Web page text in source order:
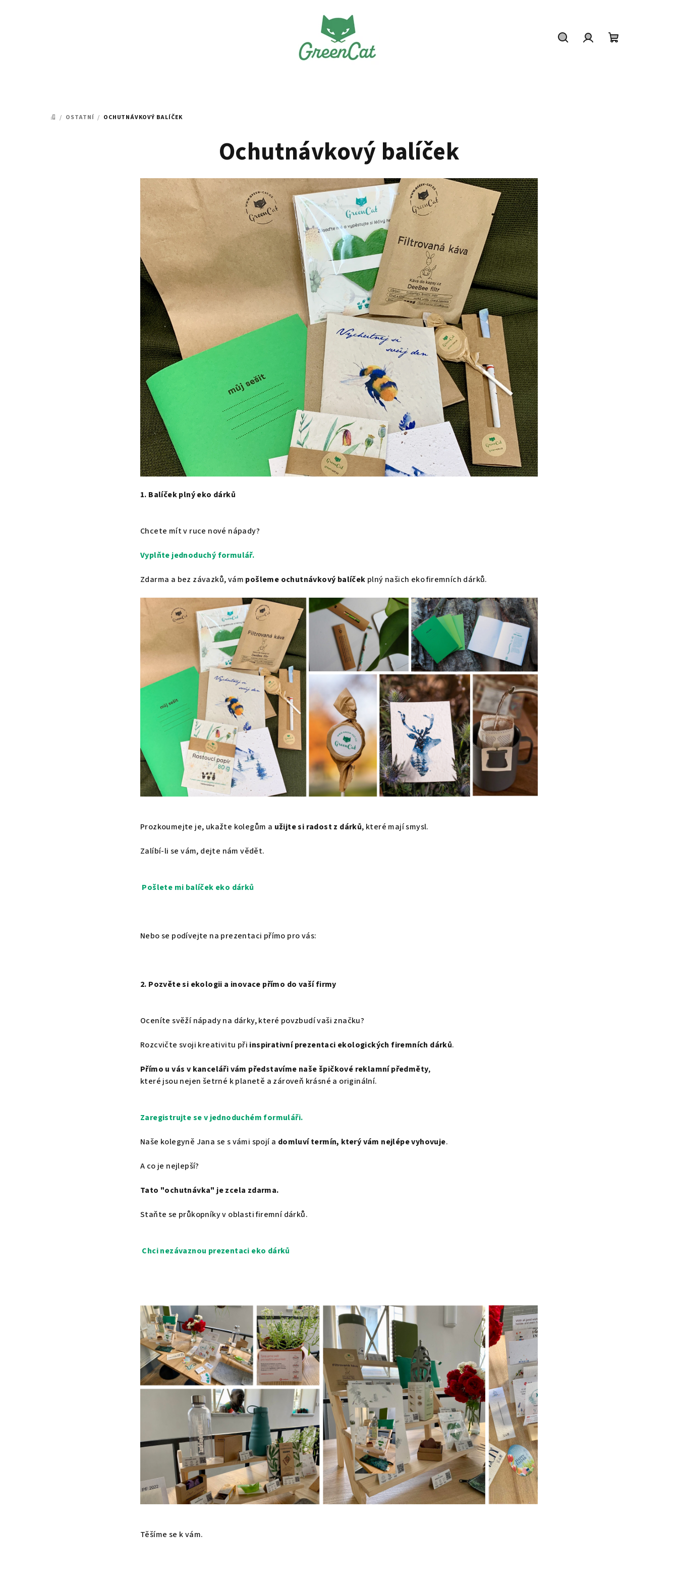
DOMŮ
/ OSTATNÍ / OCHUTNÁVKOVÝ BALÍČEK
Ochutnávkový balíček
1. Balíček plný eko dárků
Chcete mít v ruce nové nápady?
Vyplňte jednoduchý formulář.
Zdarma a bez závazků, vám pošleme ochutnávkový balíček plný našich eko firemních dárků.
Prozkoumejte je, ukažte kolegům a užijte si radost z dárků, které mají smysl.
Zalíbí-li se vám, dejte nám vědět.
Pošlete mi balíček eko dárků
Nebo se podívejte na prezentaci přímo pro vás:
2. Pozvěte si ekologii a inovace přímo do vaší firmy
Oceníte svěží nápady na dárky, které povzbudí vaši značku?
Rozcvičte svoji kreativitu při inspirativní prezentaci ekologických firemních dárků.
Přímo u vás v kanceláři vám představíme naše špičkové reklamní předměty,
které jsou nejen šetrné k planetě a zároveň krásné a originální.
Zaregistrujte se v jednoduchém formuláři.
Naše kolegyně Jana se s vámi spojí a domluví termín, který vám nejlépe vyhovuje.
A co je nejlepší?
Tato "ochutnávka" je zcela zdarma.
Staňte se průkopníky v oblasti firemní dárků.
Chci nezávaznou prezentaci eko dárků
Těšíme se k vám.